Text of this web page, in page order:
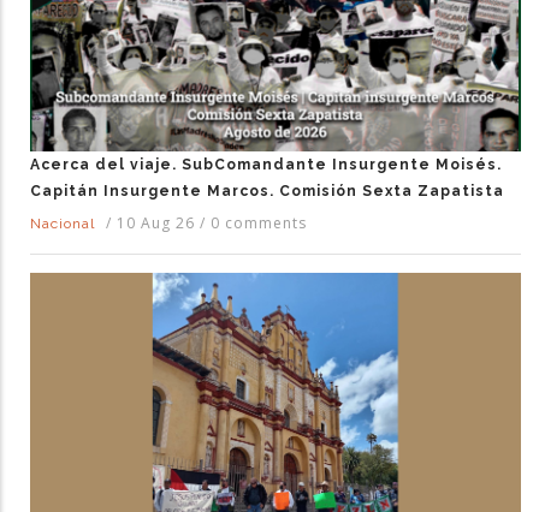
Acerca del viaje. SubComandante Insurgente Moisés.
Capitán Insurgente Marcos. Comisión Sexta Zapatista
Nacional
/ 10 Aug 26 / 0 comments